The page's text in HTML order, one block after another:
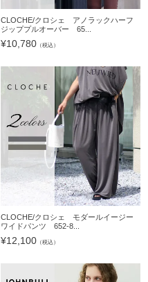
CLOCHE/クロシェ アノラックハーフ
ジッププルオーバー 65...
¥10,780 （税込）
CLOCHE/クロシェ モダールイージー
ワイドパンツ 652-8...
¥12,100 （税込）